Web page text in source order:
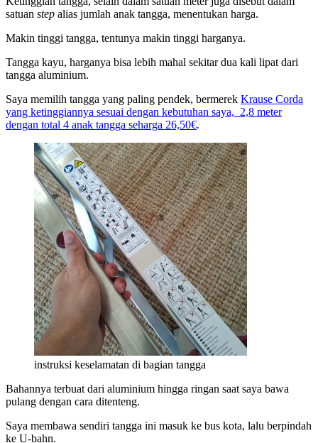
satuan step alias jumlah anak tangga, menentukan harga.
Makin tinggi tangga, tentunya makin tinggi harganya.
Tangga kayu, harganya bisa lebih mahal sekitar dua kali lipat dari
tangga aluminium.
Saya memilih tangga yang paling pendek, bermerek Krause Corda
yang ketinggiannya sesuai dengan kebutuhan saya, 2,8 meter
dengan total 4 anak tangga seharga 26,50€.
instruksi keselamatan di bagian tangga
Bahannya terbuat dari aluminium hingga ringan saat saya bawa
pulang dengan cara ditenteng.
Saya membawa sendiri tangga ini masuk ke bus kota, lalu berpindah
ke U-bahn.